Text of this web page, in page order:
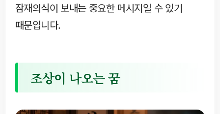
잠재의식이 보내는 중요한 메시지일 수 있기
때문입니다.
조상이 나오는 꿈